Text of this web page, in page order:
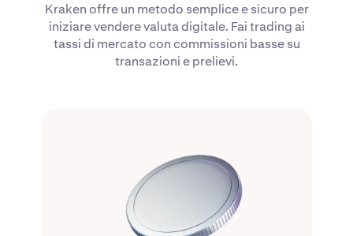
Kraken offre un metodo semplice e sicuro per
iniziare vendere valuta digitale. Fai trading ai
tassi di mercato con commissioni basse su
transazioni e prelievi.